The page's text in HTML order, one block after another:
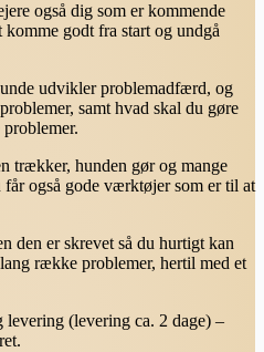
også dig som er kommende
godt fra start og undgå
udvikler problemadfærd, og
samt hvad skal du gøre
trækker, hunden gør og mange
får også gode værktøjer som er til at
den er skrevet så du hurtigt kan
række problemer, hertil med et
(levering ca. 2 dage) –